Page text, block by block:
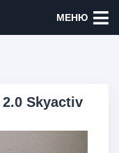
МЕНЮ
Skyactiv